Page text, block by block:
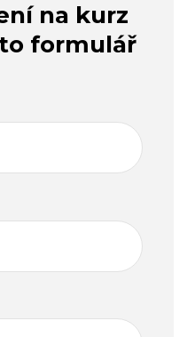
na kurz
formulář